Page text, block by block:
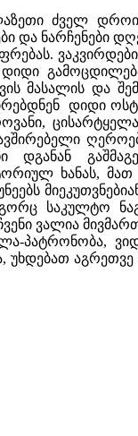
ძველ
და ნარჩენები
დიდი
მასალის და
დიდი
ხანას,
საკულტო
ვალია
პატრონობა,
აგრეთვე